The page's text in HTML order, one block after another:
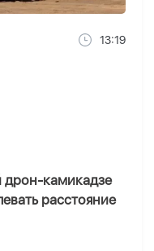
13:19
дрон-камикадзе
расстояние